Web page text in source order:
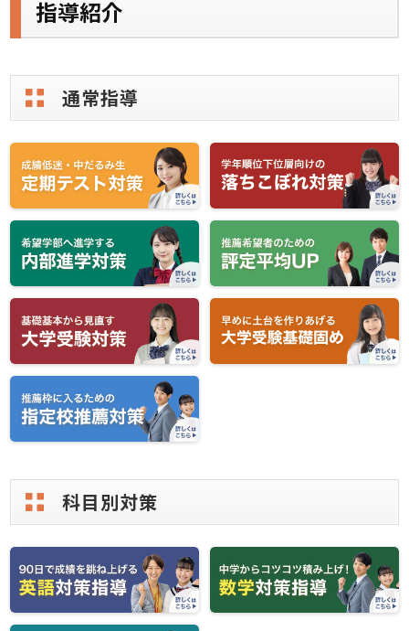
学校の環境、成績、学業不振、部活動との両立、授
業になじめない、先生が合わない、などなど...
どんな生徒さん、保護者の皆さまも、不安な思いが
１つはあると思います。
その悩みに寄り添い、日々の学校生活に伴走して参
ります。点数があがると、1歩進めた気がして、自信
がみなぎってくると信じています。
ここまでお読みいただきありがとうございます。
講師一同、御来塾を心よりお待ちしております。
指導紹介
通常指導
科目別対策